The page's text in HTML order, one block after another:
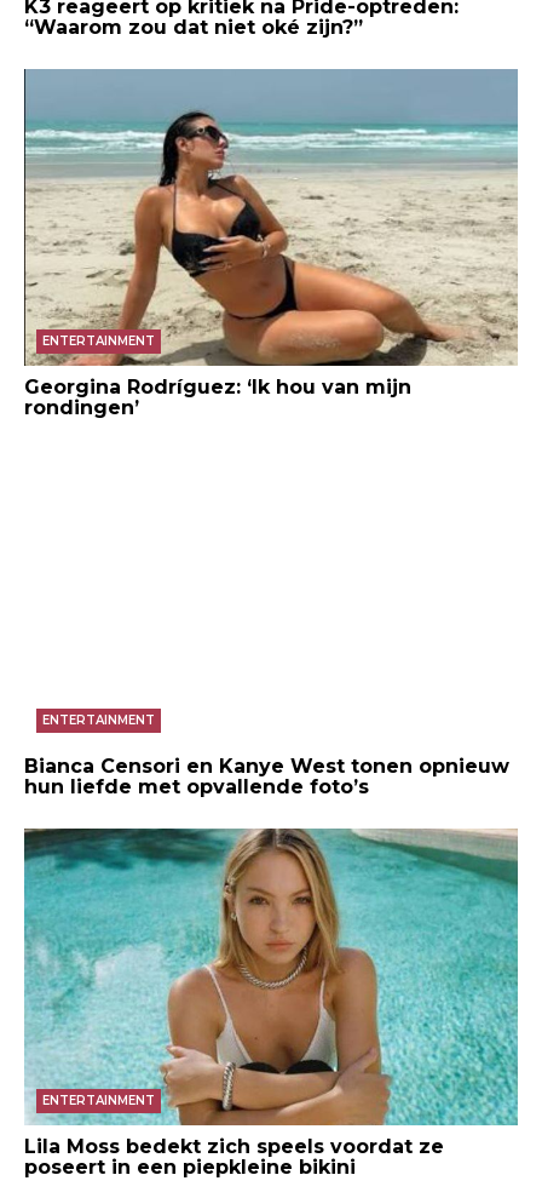
K3 reageert op kritiek na Pride-optreden:
“Waarom zou dat niet oké zijn?”
ENTERTAINMENT
Georgina Rodríguez: ‘Ik hou van mijn
rondingen’
ENTERTAINMENT
Bianca Censori en Kanye West tonen opnieuw
hun liefde met opvallende foto’s
ENTERTAINMENT
Lila Moss bedekt zich speels voordat ze
poseert in een piepkleine bikini